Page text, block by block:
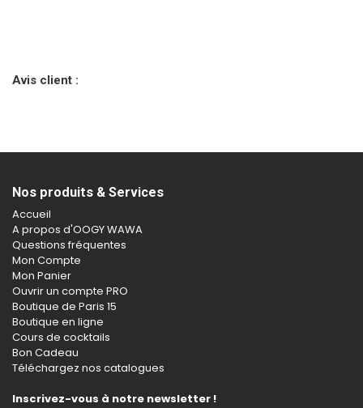
Avis client :
Nos produits & Services
Accueil
A propos d'OOGY WAWA
Questions fréquentes
Mon Compte
Mon Panier
Ouvrir un compte PRO
Boutique de Paris 15
Boutique en ligne
Cours de cocktails
Bon Cadeau
Téléchargez nos catalogues
Inscrivez-vous à notre newsletter !